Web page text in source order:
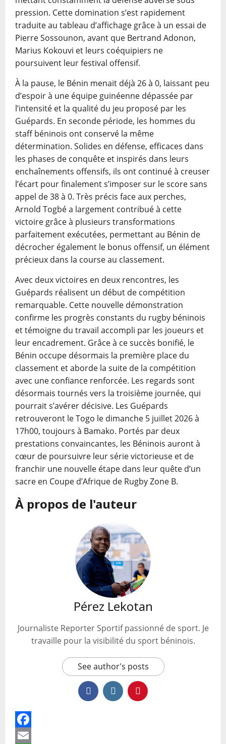
pression. Cette domination s’est rapidement
traduite au tableau d’affichage grâce à un essai de
Pierre Sossounon, avant que Bertrand Adonon,
Marius Kokouvi et leurs coéquipiers ne
poursuivent leur festival offensif.
À la pause, le Bénin menait déjà 26 à 0, laissant peu
d’espoir à une équipe guinéenne dépassée par
l’intensité et la qualité du jeu proposé par les
Guépards. En seconde période, les hommes du
staff béninois ont conservé la même
détermination. Solides en défense, efficaces dans
les phases de conquête et inspirés dans leurs
enchaînements offensifs, ils ont continué à creuser
l’écart pour finalement s’imposer sur le score sans
appel de 38 à 0. Très précis face aux perches,
Arnold Togbé a largement contribué à cette
victoire grâce à plusieurs transformations
parfaitement exécutées, permettant au Bénin de
décrocher également le bonus offensif, un élément
précieux dans la course au classement.
Avec deux victoires en deux rencontres, les
Guépards réalisent un début de compétition
remarquable. Cette nouvelle démonstration
confirme les progrès constants du rugby béninois
et témoigne du travail accompli par les joueurs et
leur encadrement. Grâce à ce succès bonifié, le
Bénin occupe désormais la première place du
classement et aborde la suite de la compétition
avec une confiance renforcée. Les regards sont
désormais tournés vers la troisième journée, qui
pourrait s’avérer décisive. Les Guépards
retrouveront le Togo le dimanche 5 juillet 2026 à
17h00, toujours à Bamako. Portés par deux
prestations convaincantes, les Béninois auront à
cœur de poursuivre leur série victorieuse et de
franchir une nouvelle étape dans leur quête d’un
sacre en Coupe d’Afrique de Rugby Zone B.
À propos de l'auteur
Pérez Lekotan
Journaliste Reporter Sportif passionné de sport. Je
travaille pour la visibilité du sport béninois.
See author's posts
Facebook